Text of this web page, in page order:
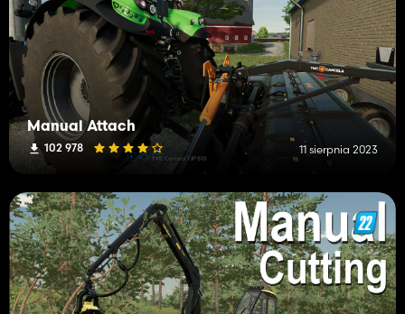
Manual Attach
102 978 11 sierpnia 2023